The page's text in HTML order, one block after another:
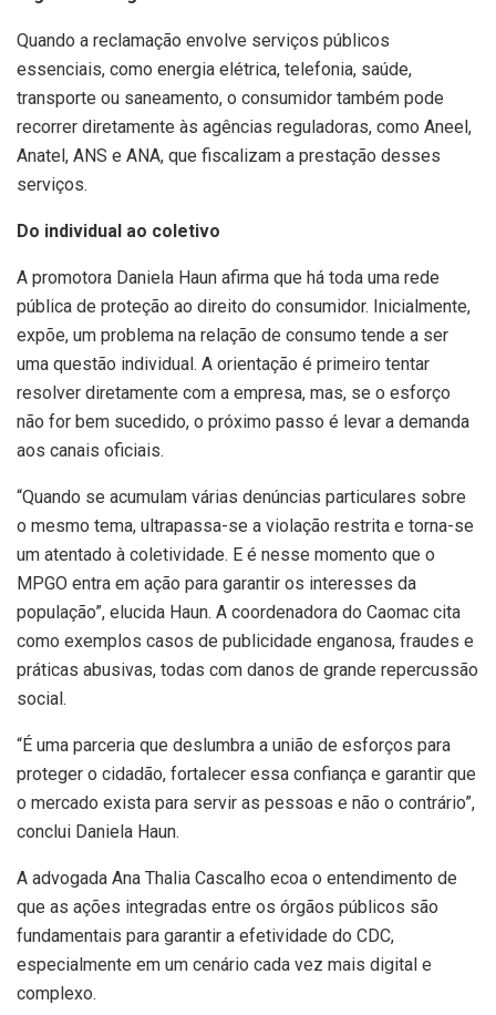
Quando a reclamação envolve serviços públicos
essenciais, como energia elétrica, telefonia, saúde,
transporte ou saneamento, o consumidor também pode
recorrer diretamente às agências reguladoras, como Aneel,
Anatel, ANS e ANA, que fiscalizam a prestação desses
serviços.
Do individual ao coletivo
A promotora Daniela Haun afirma que há toda uma rede
pública de proteção ao direito do consumidor. Inicialmente,
expõe, um problema na relação de consumo tende a ser
uma questão individual. A orientação é primeiro tentar
resolver diretamente com a empresa, mas, se o esforço
não for bem sucedido, o próximo passo é levar a demanda
aos canais oficiais.
“Quando se acumulam várias denúncias particulares sobre
o mesmo tema, ultrapassa-se a violação restrita e torna-se
um atentado à coletividade. E é nesse momento que o
MPGO entra em ação para garantir os interesses da
população”, elucida Haun. A coordenadora do Caomac cita
como exemplos casos de publicidade enganosa, fraudes e
práticas abusivas, todas com danos de grande repercussão
social.
“É uma parceria que deslumbra a união de esforços para
proteger o cidadão, fortalecer essa confiança e garantir que
o mercado exista para servir as pessoas e não o contrário”,
conclui Daniela Haun.
A advogada Ana Thalia Cascalho ecoa o entendimento de
que as ações integradas entre os órgãos públicos são
fundamentais para garantir a efetividade do CDC,
especialmente em um cenário cada vez mais digital e
complexo.